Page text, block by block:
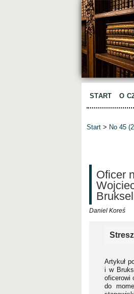
START O
Start > No 45
Oficer
Daniel Koreś
Artykuł
i w
oficerowi
do